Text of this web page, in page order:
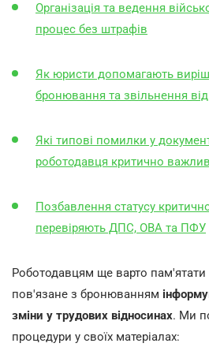
Організація та ведення
процес без штрафів
Як юристи допомагають
бронювання та звільнення від
Які типові помилки у
роботодавця критично
Позбавлення статусу
перевіряють ДПС, ОВА та ПФУ
Роботодавцям ще варто пам'ятати
пов'язане з бронюванням
зміни у трудових відносинах. Ми
процедури у своїх матеріалах: